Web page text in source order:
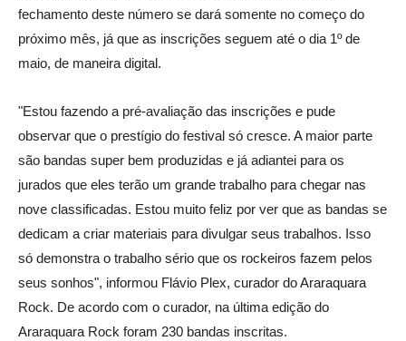
fechamento deste número se dará somente no começo do
próximo mês, já que as inscrições seguem até o dia 1º de
maio, de maneira digital.
"Estou fazendo a pré-avaliação das inscrições e pude
observar que o prestígio do festival só cresce. A maior parte
são bandas super bem produzidas e já adiantei para os
jurados que eles terão um grande trabalho para chegar nas
nove classificadas. Estou muito feliz por ver que as bandas se
dedicam a criar materiais para divulgar seus trabalhos. Isso
só demonstra o trabalho sério que os rockeiros fazem pelos
seus sonhos", informou Flávio Plex, curador do Araraquara
Rock. De acordo com o curador, na última edição do
Araraquara Rock foram 230 bandas inscritas.